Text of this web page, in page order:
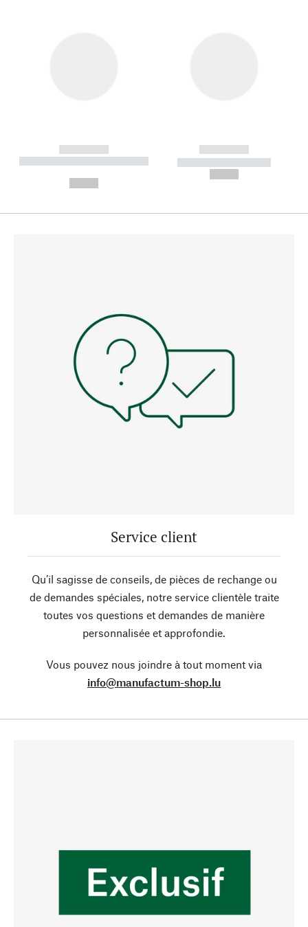
------------
----------- ----------- --------
------------
----------- -----------
Service client
Qu’il sagisse de conseils, de pièces de rechange ou
de demandes spéciales, notre service clientèle traite
toutes vos questions et demandes de manière
personnalisée et approfondie.
Vous pouvez nous joindre à tout moment via
info@manufactum-shop.lu